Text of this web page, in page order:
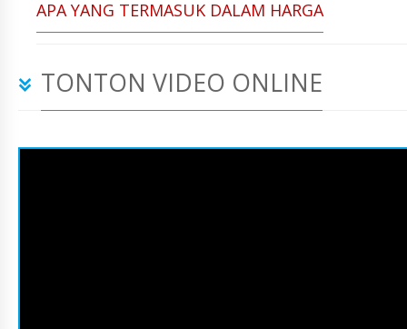
APA YANG TERMASUK DALAM HARGA
TONTON VIDEO ONLINE